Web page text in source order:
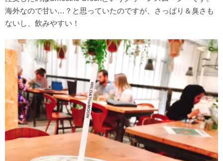
海外なので甘い…？と思っていたのですが、さっぱり＆臭さも
ないし、飲みやすい！